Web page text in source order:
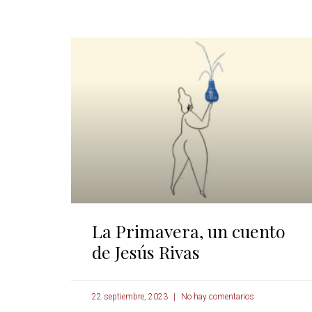
La Primavera, un cuento
de Jesús Rivas
22 septiembre, 2023 No hay comentarios